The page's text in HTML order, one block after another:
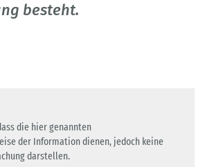
besteht.
die hier genannten
der Information dienen, jedoch keine
darstellen.